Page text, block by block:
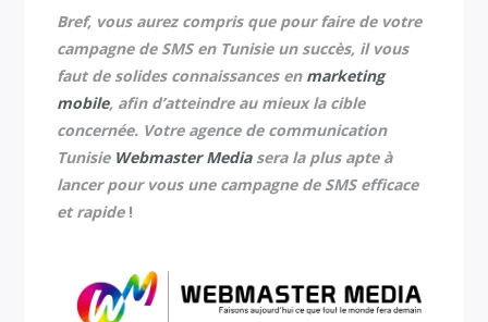
Bref, vous aurez compris que pour faire de votre
campagne de SMS en Tunisie un succès, il vous
faut de solides connaissances en marketing
mobile, afin d’atteindre au mieux la cible
concernée. Votre agence de communication
Tunisie Webmaster Mediasera la plus apte à
lancer pour vous une campagne de SMS efficace
et rapide!